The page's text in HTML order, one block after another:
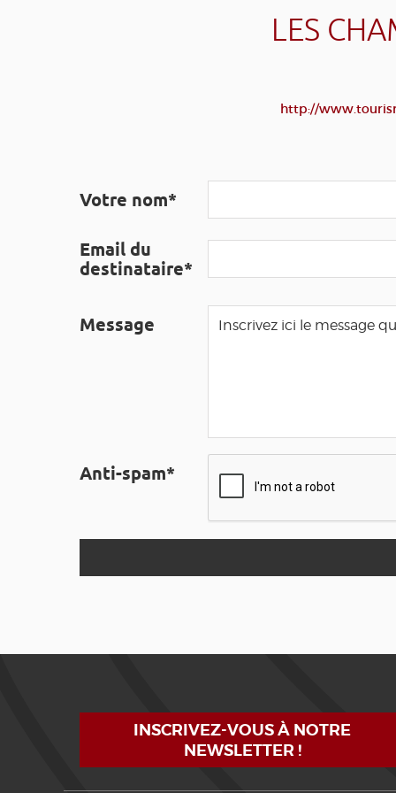
LES
http://
Votre nom*
Email du
destinataire*
Message
Anti-spam*
INSCRIVEZ-VOUS À NOTRE
NEWSLETTER !